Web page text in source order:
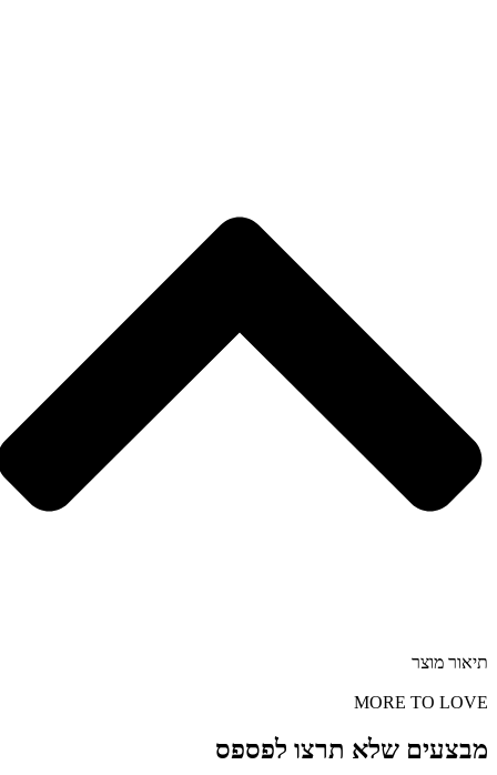
תיאור מוצר
MORE TO LOVE
מבצעים שלא תרצו לפספס